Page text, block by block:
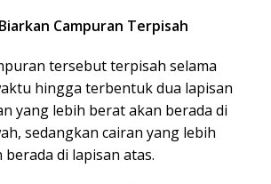
Campuran Terpisah
tersebut terpisah selama
hingga terbentuk dua lapisan
yang lebih berat akan berada di
sedangkan cairan yang lebih
di lapisan atas.